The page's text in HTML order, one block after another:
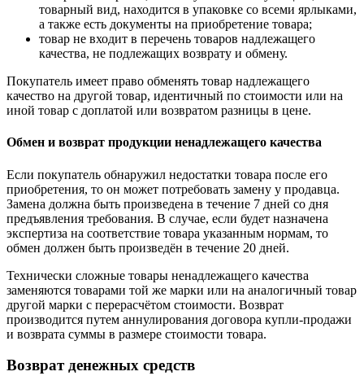
товарный вид, находится в упаковке со всеми ярлыками,
а также есть документы на приобретение товара;
товар не входит в перечень товаров надлежащего
качества, не подлежащих возврату и обмену.
Покупатель имеет право обменять товар надлежащего
качество на другой товар, идентичный по стоимости или на
иной товар с доплатой или возвратом разницы в цене.
Обмен и возврат продукции ненадлежащего качества
Если покупатель обнаружил недостатки товара после его
приобретения, то он может потребовать замену у продавца.
Замена должна быть произведена в течение 7 дней со дня
предъявления требования. В случае, если будет назначена
экспертиза на соответствие товара указанным нормам, то
обмен должен быть произведён в течение 20 дней.
Технически сложные товары ненадлежащего качества
заменяются товарами той же марки или на аналогичный товар
другой марки с перерасчётом стоимости. Возврат
производится путем аннулирования договора купли-продажи
и возврата суммы в размере стоимости товара.
Возврат денежных средств